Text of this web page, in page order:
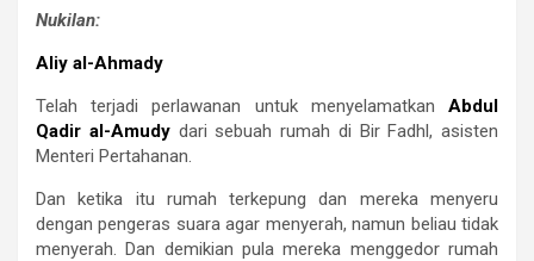
Nukilan:
Aliy al-Ahmady
Telah terjadi perlawanan untuk menyelamatkan Abdul
Qadir al-Amudydari sebuah rumah di Bir Fadhl, asisten
Menteri Pertahanan.
Dan ketika itu rumah terkepung dan mereka menyeru
dengan pengeras suara agar menyerah, namun beliau tidak
menyerah. Dan demikian pula mereka menggedor rumah